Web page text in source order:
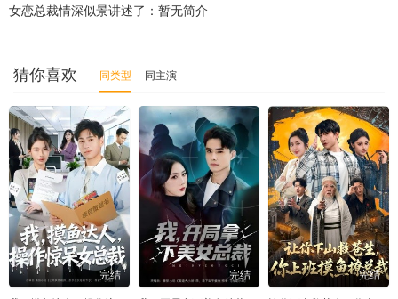
第56集 第57集 第58集
第66集 第67集 第68集
第71集 第72集 第73集 第74集 第75集
第76集 第77集 第78集 第79集 第80集
第81集 第82集 第83集 第84集 第85集
第86集 第87集 第88集 第89集 第90集
第91集 第92集 第94集 第95集
女恋总裁情深似景讲述了：暂无简介
猜你喜欢 同类型 同主演
完结 完结 完结